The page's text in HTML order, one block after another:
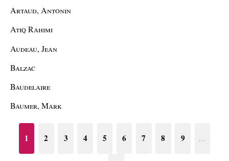
Artaud, Antonin
Atiq Rahimi
Audeau, Jean
Balzac
Baudelaire
Baumer, Mark
1 2 3 4 5 6 7 8 9 …